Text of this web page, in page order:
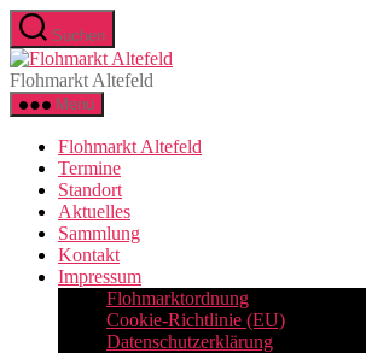
Zum
Inhalt
springen
Suchen
Flohmarkt Altefeld
Menü
Flohmarkt Altefeld
Termine
Standort
Aktuelles
Sammlung
Kontakt
Impressum
Flohmarktordnung
Cookie-Richtlinie (EU)
Datenschutzerklärung